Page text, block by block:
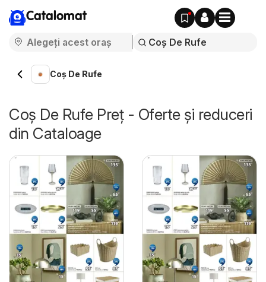
Catalomat
Coș De Rufe
Coș De Rufe Preț - Oferte și reduceri
din Cataloage